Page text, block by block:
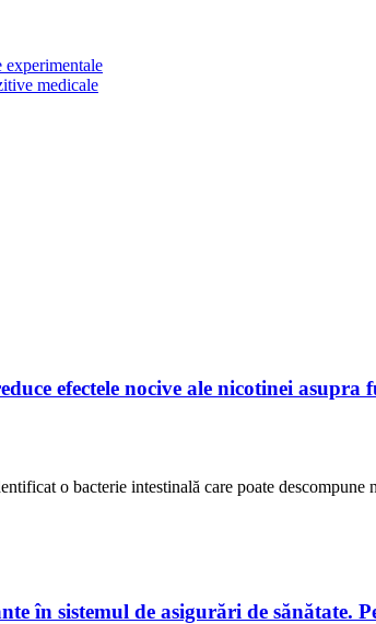
experimentale
medicale
efectele nocive ale nicotinei
o bacterie intestinală care poate
în sistemul de asigurări de sănătate.